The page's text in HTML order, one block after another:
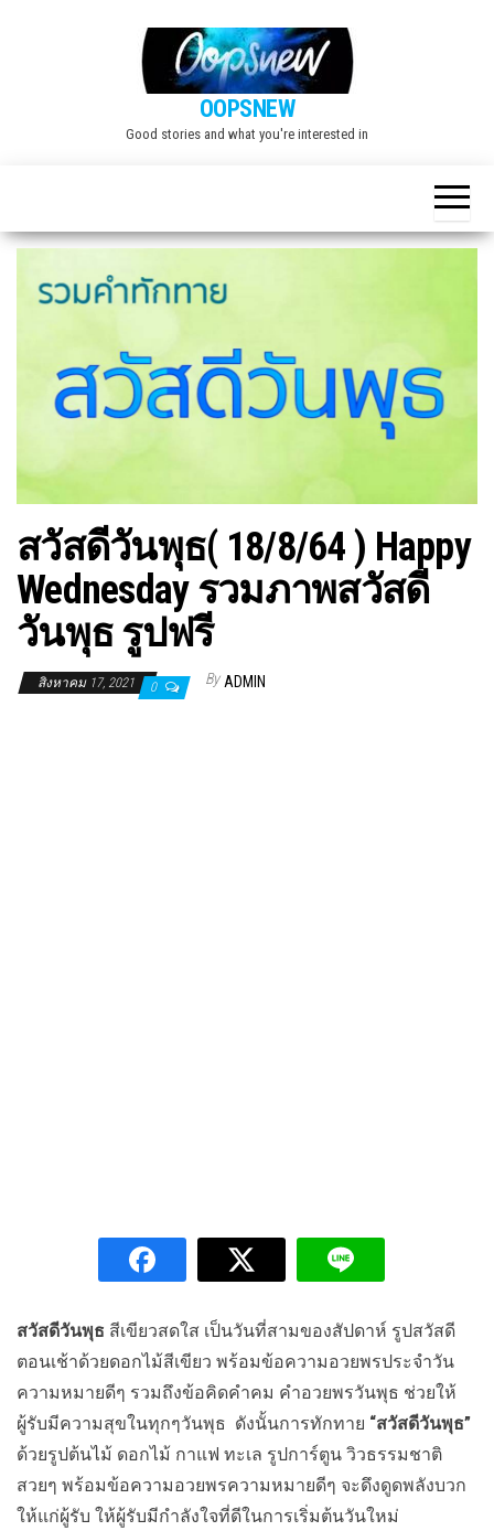
OOPSNEW
Good stories and what you're interested in
สวัสดีวันพุธ( 18/8/64 ) Happy
Wednesday รวมภาพสวัสดี
วันพุธ รูปฟรี
สิงหาคม 17, 2021 0 By ADMIN
สวัสดีวันพุธ สีเขียวสดใส เป็นวันที่สามของสัปดาห์ รูปสวัสดี
ตอนเช้าด้วยดอกไม้สีเขียว พร้อมข้อความอวยพรประจำวัน
ความหมายดีๆ รวมถึงข้อคิดคำคม คำอวยพรวันพุธ ช่วยให้
ผู้รับมีความสุขในทุกๆวันพุธ ดังนั้นการทักทาย “สวัสดีวันพุธ”
ด้วยรูปต้นไม้ ดอกไม้ กาแฟ ทะเล รูปการ์ตูน วิวธรรมชาติ
สวยๆ พร้อมข้อความอวยพรความหมายดีๆ จะดึงดูดพลังบวก
ให้แก่ผู้รับ ให้ผู้รับมีกำลังใจที่ดีในการเริ่มต้นวันใหม่